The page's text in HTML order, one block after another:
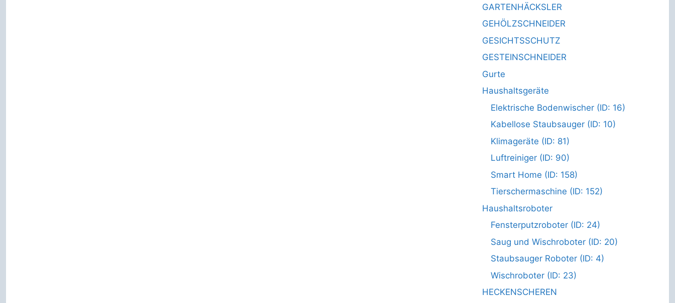
GARTENHÄCKSLER
GEHÖLZSCHNEIDER
GESICHTSSCHUTZ
GESTEINSCHNEIDER
Gurte
Haushaltsgeräte
Elektrische Bodenwischer (ID: 16)
Kabellose Staubsauger (ID: 10)
Klimageräte (ID: 81)
Luftreiniger (ID: 90)
Smart Home (ID: 158)
Tierschermaschine (ID: 152)
Haushaltsroboter
Fensterputzroboter (ID: 24)
Saug und Wischroboter (ID: 20)
Staubsauger Roboter (ID: 4)
Wischroboter (ID: 23)
HECKENSCHEREN